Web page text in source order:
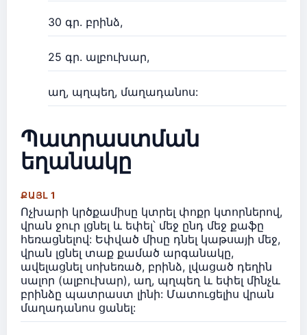
30 գր. բրինձ,
25 գր. ալբուխար,
աղ, պղպեղ, մաղադանոս:
Պատրաստման
եղանակը
ՔԱՅԼ 1
Ոչխարի կրծքամիսը կտրել փոքր կտորներով,
վրան ջուր լցնել և եփել՝ մեջ ընդ մեջ քաֆը
հեռացնելով: Եփված միսը դնել կաթսայի մեջ,
վրան լցնել տաք քամած արգանակը,
ավելացնել սոխեռած, բրինձ, լվացած դեղին
սալոր (ալբուխար), աղ, պղպեղ և եփել մինչև
բրինձը պատրաստ լինի: Մատուցելիս վրան
մաղադանոս ցանել: